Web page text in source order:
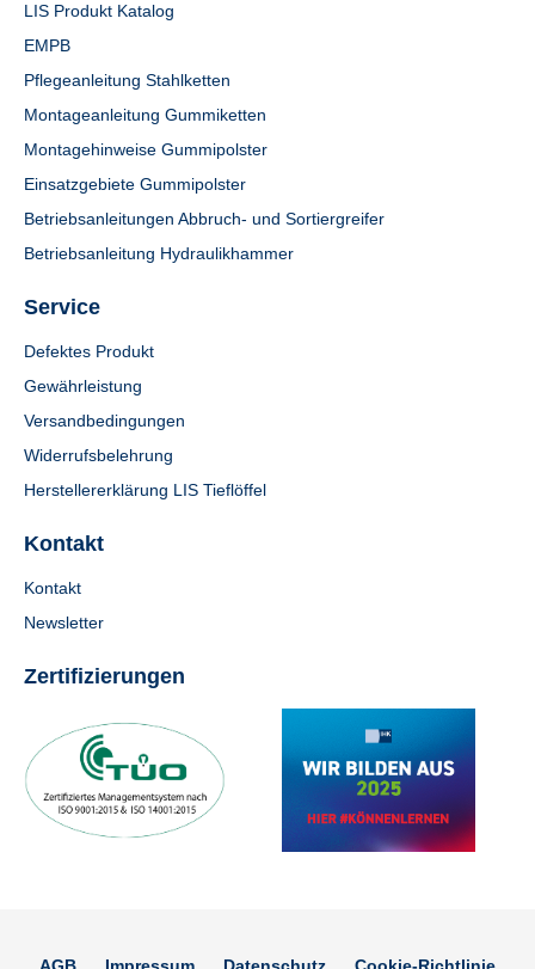
LIS Produkt Katalog
EMPB
Pflegeanleitung Stahlketten
Montageanleitung Gummiketten
Montagehinweise Gummipolster
Einsatzgebiete Gummipolster
Betriebsanleitungen Abbruch- und Sortiergreifer
Betriebsanleitung Hydraulikhammer
Service
Defektes Produkt
Gewährleistung
Versandbedingungen
Widerrufsbelehrung
Herstellererklärung LIS Tieflöffel
Kontakt
Kontakt
Newsletter
Zertifizierungen